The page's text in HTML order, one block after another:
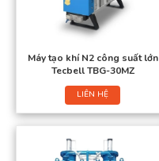
Máy tạo khí N2 công suất lớn
Tecbell TBG-30MZ
LIÊN HỆ